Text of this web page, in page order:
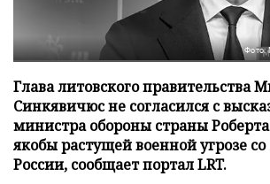
Фото:
Глава литовского правительства
Синкявичюс не согласился с
министра обороны страны
якобы растущей военной угрозе
России, сообщает портал LRT.